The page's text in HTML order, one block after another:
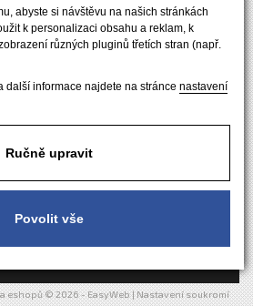
abyste si návštěvu na našich stránkách
k personalizaci obsahu a reklam, k
různých pluginů třetích stran (např.
další informace najdete na stránce nastavení
Ručně upravit
Povolit vše
souhlasíte sezpracováním osobních
eshopů© 2026 - EasyWeb|Nastavení soukromí